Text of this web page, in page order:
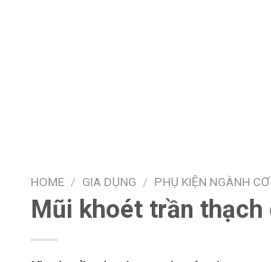
HOME / GIA DỤNG / PHỤ KIỆN NGÀNH
Mũi khoét trần